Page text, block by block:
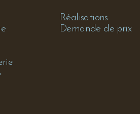
Réalisations
Demande de prix